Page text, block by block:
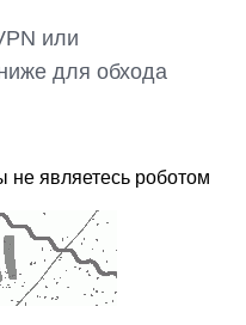
или
для обхода
не являетесь роботом